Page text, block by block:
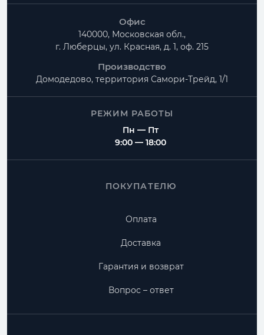
Офис
140000, Московская обл.,
г. Люберцы, ул. Красная, д. 1, оф. 215
Производство
Домодедово, территория Самори-Трейд, 1/1
РЕЖИМ РАБОТЫ
Пн — Пт
9:00 — 18:00
ПОКУПАТЕЛЮ
Оплата
Доставка
Гарантия и возврат
Вопрос – ответ